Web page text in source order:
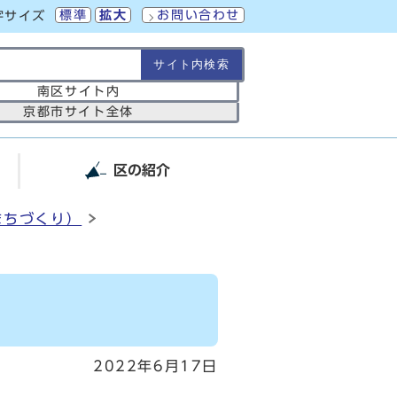
サイズ 標準 拡大 お問い合わせ
囲
南区サイト内
京都市サイト全体
区の紹介
づくり）
2022年6月17日